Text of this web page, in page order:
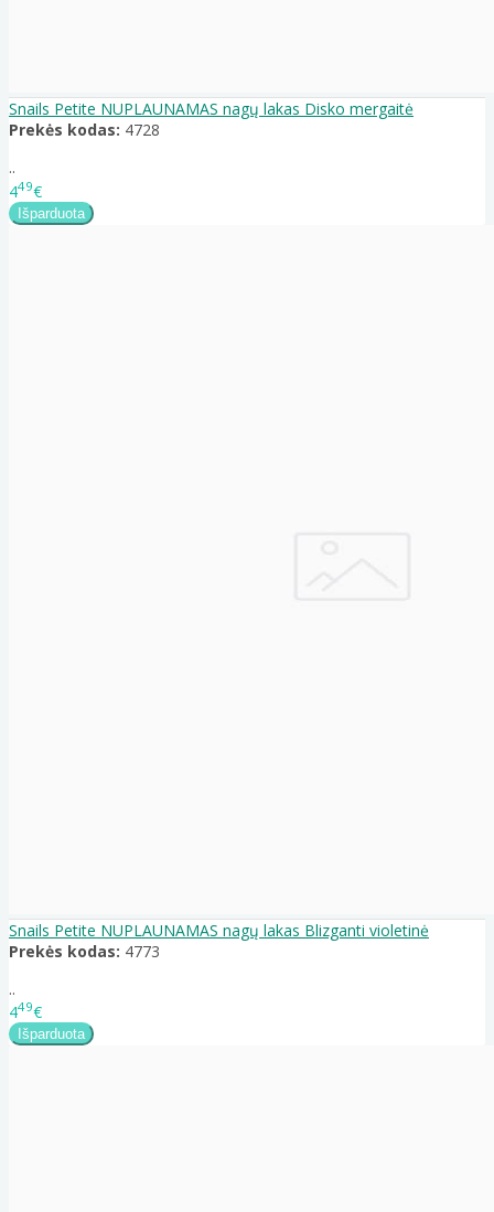
Snails Petite NUPLAUNAMAS nagų lakas Disko mergaitė
Prekės kodas: 4728
..
449€
Snails Petite NUPLAUNAMAS nagų lakas Blizganti violetinė
Prekės kodas: 4773
..
449€